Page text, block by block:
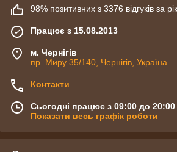
98% позитивних з 3376 відгуків за рік
Працює з 15.08.2013
м. Чернігів
пр. Миру 35/140, Чернігів, Україна
Контакти
Сьогодні працює з 09:00 до 20:00
Показати весь графік роботи